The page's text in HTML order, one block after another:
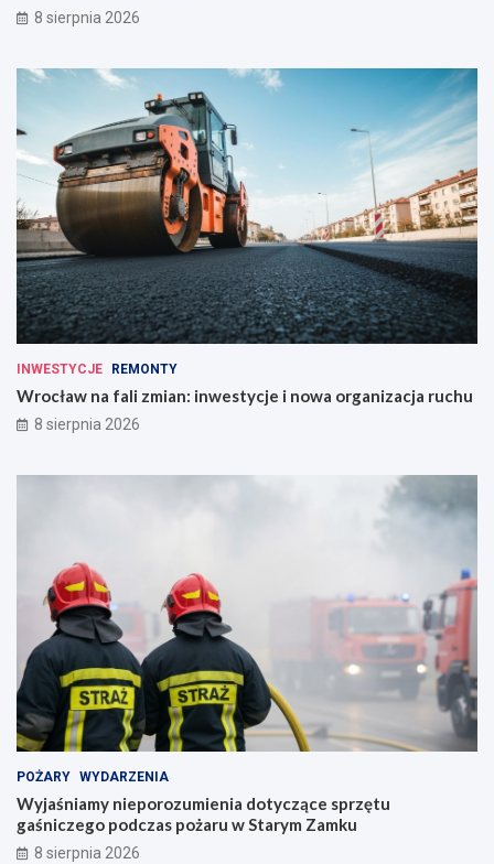
8 sierpnia 2026
INWESTYCJE REMONTY
Wrocław na fali zmian: inwestycje i nowa organizacja ruchu
8 sierpnia 2026
POŻARY WYDARZENIA
Wyjaśniamy nieporozumienia dotyczące sprzętu
gaśniczego podczas pożaru w Starym Zamku
8 sierpnia 2026